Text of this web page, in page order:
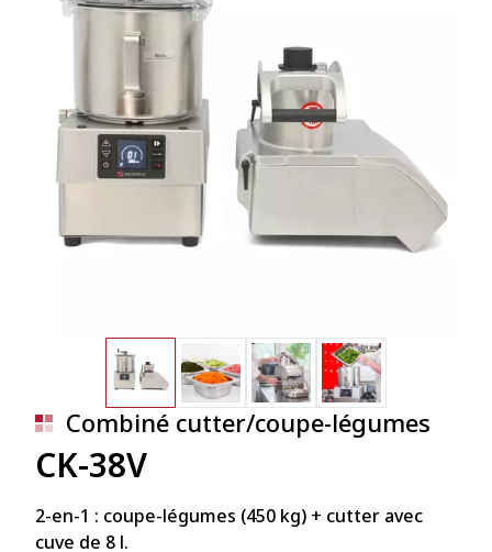
Combiné cutter/coupe-légumes
CK-38V
2-en-1 : coupe-légumes (450 kg) + cutter avec
cuve de 8 l.